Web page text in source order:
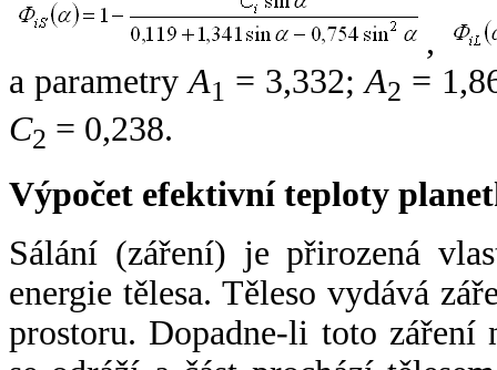
,
a parametryA1 = 3,332;A2 =
C2 = 0,238.
Výpočet efektivní teploty
Sálání (záření) je přirozená
energie tělesa. Těleso vydává
prostoru. Dopadne-li toto záření